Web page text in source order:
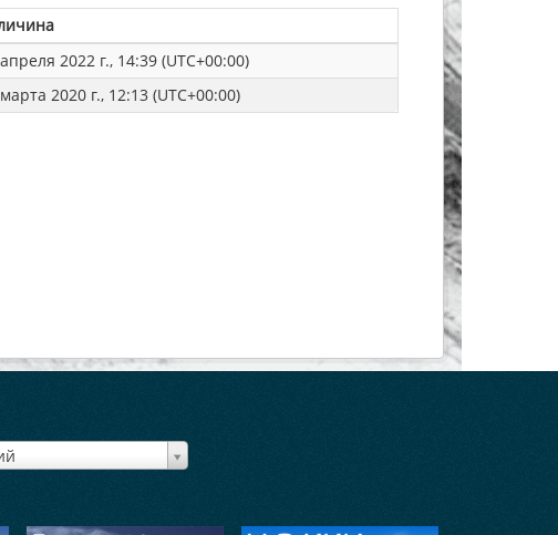
2022 г., 14:39 (UTC+00:00)
2020 г., 12:13 (UTC+00:00)